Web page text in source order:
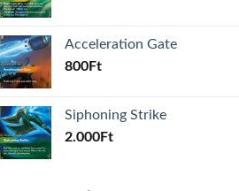
Acceleration Gate
800Ft
Siphoning Strike
2.000Ft